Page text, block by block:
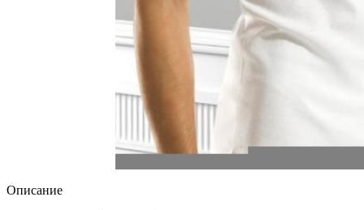
Описание